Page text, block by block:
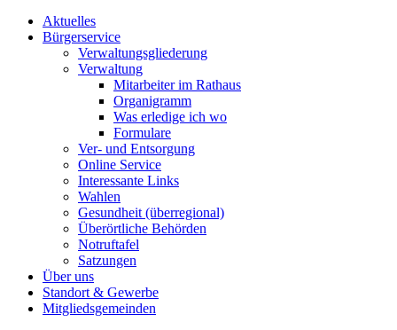
Aktuelles
Bürgerservice
Verwaltungsgliederung
Verwaltung
Mitarbeiter im Rathaus
Organigramm
Was erledige ich wo
Formulare
Ver- und Entsorgung
Online Service
Interessante Links
Wahlen
Gesundheit (überregional)
Überörtliche Behörden
Notruftafel
Satzungen
Über uns
Standort & Gewerbe
Mitgliedsgemeinden